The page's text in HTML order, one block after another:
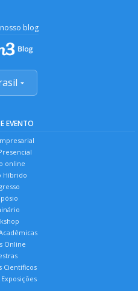
blog
EVENTO
online
Híbrido
Online
Científicos